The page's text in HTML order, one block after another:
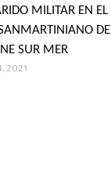
MILITAR EN EL
DE
SUR MER
2021